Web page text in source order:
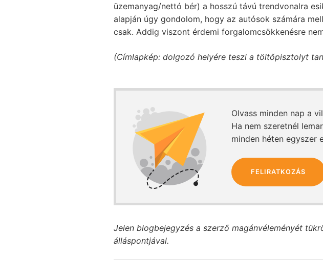
üzemanyag/nettó bér) a hosszú távú trendvonalra
alapján úgy gondolom, hogy az autósok számára
csak. Addig viszont érdemi forgalomcsökkenésre
(Címlapkép: dolgozó helyére teszi a töltőpisztolyt
Olvass minden nap a
Ha nem szeretnél
minden héten egyszer
FELIRATKOZÁS
Jelen blogbejegyzés a szerző magánvéleményét
álláspontjával.